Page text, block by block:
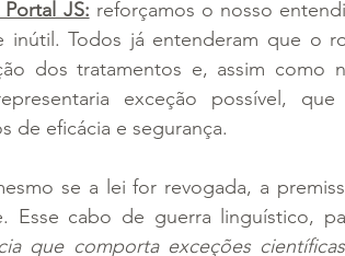
JS: reforçamos o nosso
inútil. Todos já entenderam que o
dos tratamentos e, assim como
exceção possível,
de eficácia e segurança.
se a lei for revogada, a
Esse cabo de guerra linguístico,
que comporta exceções